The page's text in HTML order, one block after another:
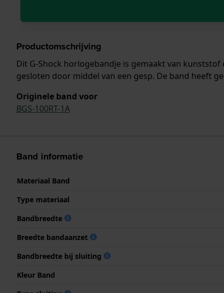
Productomschrijving
Dit G-Shock horlogebandje is gemaakt van
gesloten door middel van een gesp. De band heeft
Originele band voor
BGS-100RT-1A
Band informatie
Materiaal Band
Type materiaal
Bandbreedte
Breedte bandaanzet
Bandbreedte bij sluiting
Kleur Band